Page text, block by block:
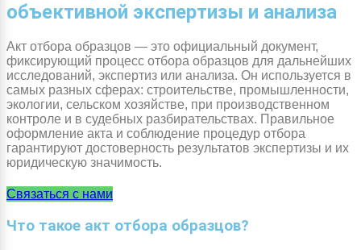
объективной экспертизы и анализа
Акт отбора образцов — это официальный документ,
фиксирующий процесс отбора образцов для дальнейших
исследований, экспертиз или анализа. Он используется в
самых разных сферах: строительстве, промышленности,
экологии, сельском хозяйстве, при производственном
контроле и в судебных разбирательствах. Правильное
оформление акта и соблюдение процедур отбора
гарантируют достоверность результатов экспертизы и их
юридическую значимость.
Связаться с нами
Что такое акт отбора образцов?